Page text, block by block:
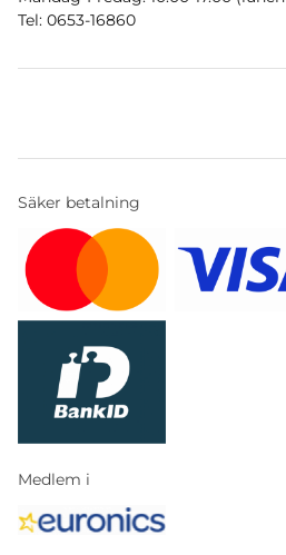
Tel: 0653-16860
Säker betalning
Medlem i